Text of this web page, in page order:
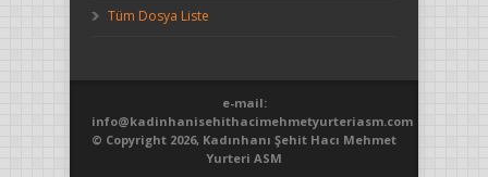
Tüm Dosya Liste
e-mail:
info@kadinhanisehithacimehmetyurteriasm.com
© Copyright 2026, Kadınhanı Şehit Hacı Mehmet
Yurteri ASM